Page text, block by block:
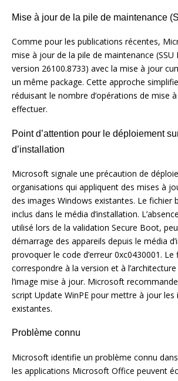
Mise à jour de la pile de maintenance
Comme pour les publications récentes,
mise à jour de la pile de maintenance (SSU
version 26100.8733) avec la mise à jour
un même package. Cette approche
réduisant le nombre d’opérations de mise
effectuer.
Point d’attention pour le déploiement
d’installation
Microsoft signale une précaution de
organisations qui appliquent des mises à
des images Windows existantes. Le fichier
inclus dans le média d’installation.
utilisé lors de la validation Secure Boot,
démarrage des appareils depuis le média
provoquer le code d’erreur 0xc0430001.
correspondre à la version et à
l’image mise à jour. Microsoft
script Update WinPE pour mettre à jour les
existantes.
Problème connu
Microsoft identifie un problème connu
les applications Microsoft Office peuvent